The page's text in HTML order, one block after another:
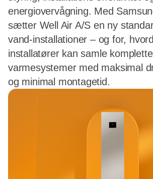
energiovervågning. Med
sætter Well Air A/S en ny
vand-installationer – og for,
installatører kan samle komplette
varmesystemer med maksimal
og minimal montagetid.